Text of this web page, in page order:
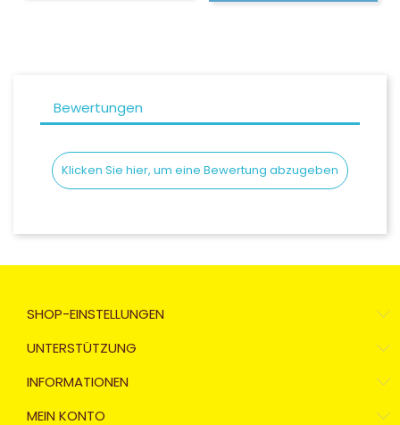
Bewertungen
Klicken Sie hier, um eine Bewertung abzugeben
SHOP-EINSTELLUNGEN
UNTERSTÜTZUNG
INFORMATIONEN
MEIN KONTO